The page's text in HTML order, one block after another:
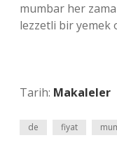
mumbar her
lezzetli bir yemek
Tarih: Makaleler
de fiyat